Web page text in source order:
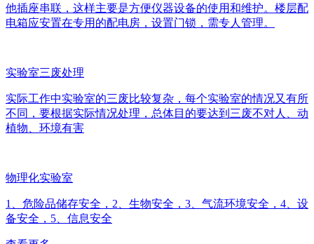
他插座串联，这样主要是方便仪器设备的使用和维护。楼层配
电箱应安置在专用的配电房，设置门锁，需专人管理。
实验室三废处理
实际工作中实验室的三废比较复杂，每个实验室的情况又有所
不同，要根据实际情况处理，总体目的要达到三废不对人、动
植物、环境有害
物理化实验室
1、危险品储存安全，2、生物安全，3、气流环境安全，4、设
备安全，5、信息安全